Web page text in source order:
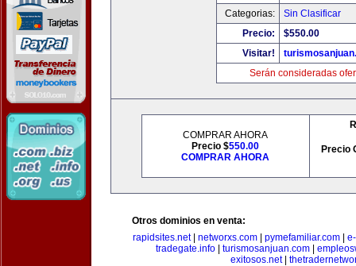
Categorias:
Sin Clasificar
Precio:
$550.00
Visitar!
Serán consideradas
COMPRAR AHORA
Precio $550.00
COMPRAR AHORA
Precio
Otros dominios en venta:
rapidsites.net| networxs.com| pymefamiliar.com|
tradegate.info| turismosanjuan.com|
exitosos.net|